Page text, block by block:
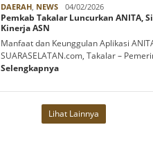
DAERAH, NEWSRabbani
04/02/2026
Pemkab Takalar Luncurkan ANITA,
Kinerja ASN
Manfaat dan Keunggulan Aplikasi
SUARASELATAN.com, Takalar –
Selengkapnya
Lihat Lainnya